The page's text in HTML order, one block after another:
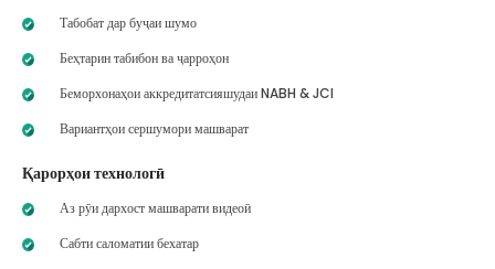
Табобат дар буҷаи шумо
Беҳтарин табибон ва ҷарроҳон
Беморхонаҳои аккредитатсияшудаи NABH & JCI
Вариантҳои сершумори машварат
Қарорҳои технологӣ
Аз рӯи дархост машварати видеоӣ
Сабти саломатии бехатар